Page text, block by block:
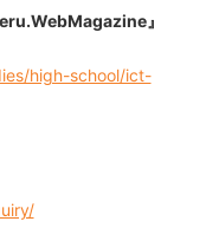
』
high-school/ict-